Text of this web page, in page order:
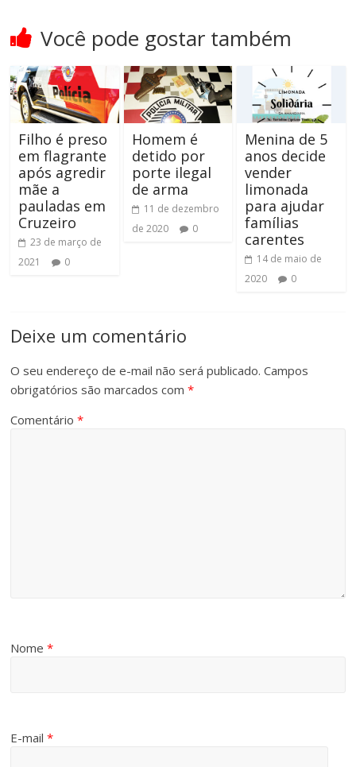
Você pode gostar também
Filho é preso
em flagrante
após agredir
mãe a
pauladas em
Cruzeiro
23 de março de
2021
0
Homem é
detido por
porte ilegal
de arma
11 de dezembro
de 2020
0
Menina de 5
anos decide
vender
limonada
para ajudar
famílias
carentes
14 de maio de
2020
0
Deixe um comentário
O seu endereço de e-mail não será publicado. Campos
obrigatórios são marcados com*
Comentário*
Nome*
E-mail*